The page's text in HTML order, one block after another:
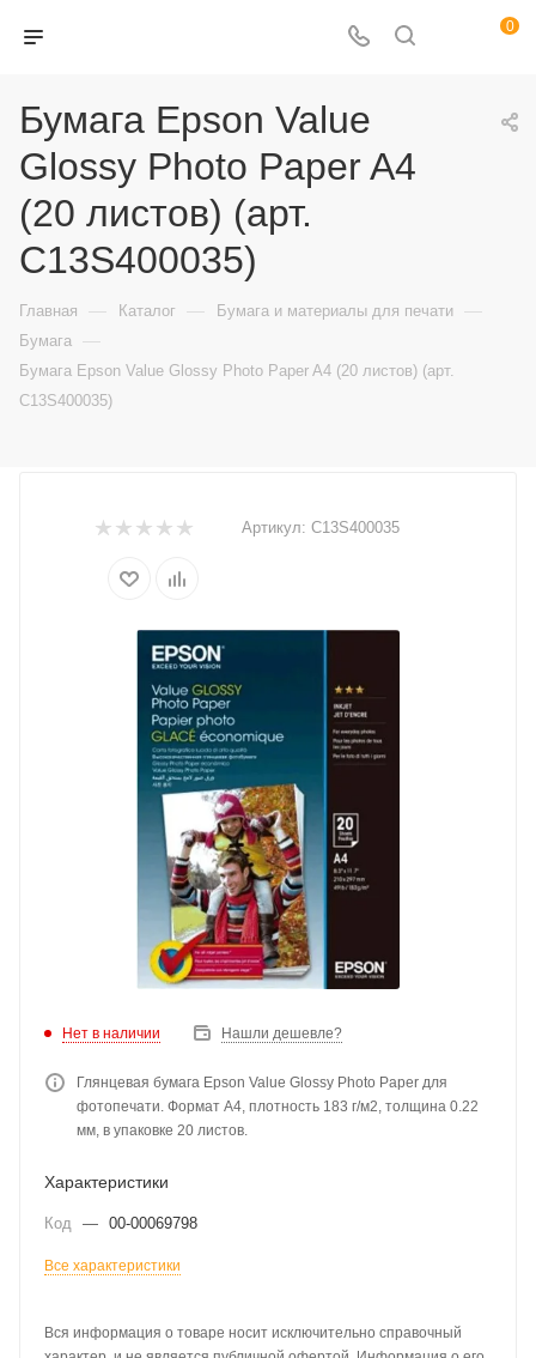
0
Бумага Epson Value
Glossy Photo Paper A4
(20 листов) (арт.
C13S400035)
Главная — Каталог — Бумага и материалы для печати —
Бумага —
Бумага Epson Value Glossy Photo Paper A4 (20 листов) (арт.
C13S400035)
Артикул: C13S400035
Нет в наличии Нашли дешевле?
Глянцевая бумага Epson Value Glossy Photo Paper для
фотопечати. Формат А4, плотность 183 г/м2, толщина 0.22
мм, в упаковке 20 листов.
Характеристики
Код — 00-00069798
Все характеристики
Вся информация о товаре носит исключительно справочный